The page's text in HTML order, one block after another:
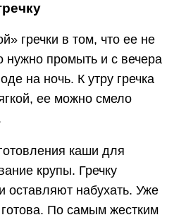
гречки в том, что ее не
нужно промыть и с вечера
на ночь. К утру гречка
ее можно смело
каши для
крупы. Гречку
оставляют набухать. Уже
готова. По самым жестким